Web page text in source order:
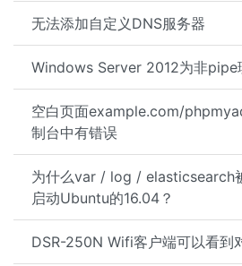
无法添加自定义DNS服务器
Windows Server 2012为非pipe
空白页面example.com/
制台中有错误
为什么var / log / elasticsearch
启动Ubuntu的16.04？
DSR-250N Wifi客户端可以看到